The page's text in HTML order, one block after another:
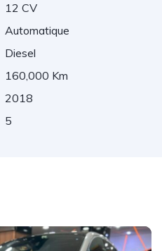
12 CV
Automatique
Diesel
160,000 Km
2018
5